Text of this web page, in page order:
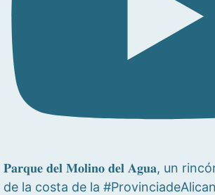
𝐏𝐚𝐫𝐪𝐮𝐞 𝐝𝐞𝐥 𝐌𝐨𝐥𝐢𝐧𝐨 𝐝𝐞𝐥 𝐀𝐠𝐮𝐚, un
de la costa de la